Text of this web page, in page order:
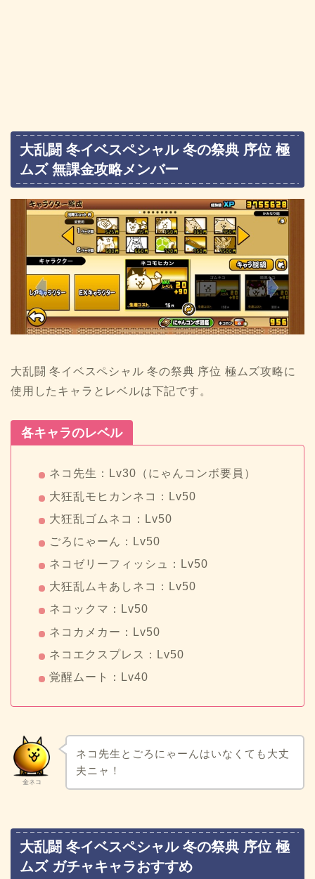
大乱闘 冬イベスペシャル 冬の祭典 序位 極
ムズ 無課金攻略メンバー
大乱闘 冬イベスペシャル 冬の祭典 序位 極ムズ攻略に
使用したキャラとレベルは下記です。
各キャラのレベル
ネコ先生：Lv30（にゃんコンボ要員）
大狂乱モヒカンネコ：Lv50
大狂乱ゴムネコ：Lv50
ごろにゃーん：Lv50
ネコゼリーフィッシュ：Lv50
大狂乱ムキあしネコ：Lv50
ネコックマ：Lv50
ネコカメカー：Lv50
ネコエクスプレス：Lv50
覚醒ムート：Lv40
金ネコ
ネコ先生とごろにゃーんはいなくても大丈
夫ニャ！
大乱闘 冬イベスペシャル 冬の祭典 序位 極
ムズ ガチャキャラおすすめ